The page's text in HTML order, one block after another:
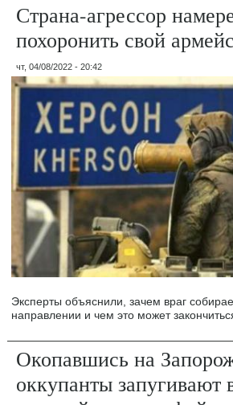
Страна-агрессор
похоронить свой
чт, 04/08/2022 - 20:42
Эксперты объяснили, зачем враг
направлении и чем это может
Окопавшись на
оккупанты запугивают